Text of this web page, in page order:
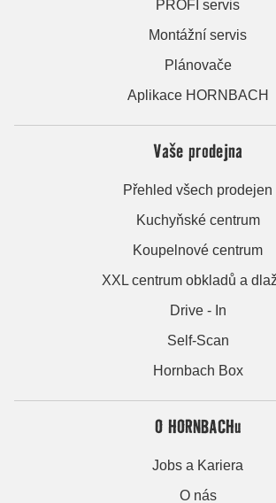
PROFI servis
Montážní servis
Plánovače
Aplikace HORNBACH
Vaše prodejna
Přehled všech prodejen
Kuchyňské centrum
Koupelnové centrum
XXL centrum obkladů a
Drive - In
Self-Scan
Hornbach Box
O HORNBACHu
Jobs a Kariera
O nás